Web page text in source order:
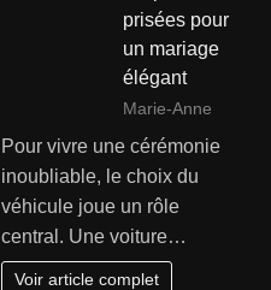
prisées pour
un mariage
élégant
Marie-Anne
Pour vivre une cérémonie
inoubliable, le choix du
véhicule joue un rôle
central. Une voiture…
Voir article complet